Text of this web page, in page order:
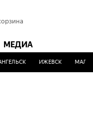
МЕДИА
ИЖЕВСК